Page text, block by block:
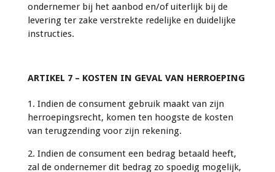
ondernemer bij het aanbod en/of uiterlijk bij de
levering ter zake verstrekte redelijke en duidelijke
instructies.
ARTIKEL 7 – KOSTEN IN GEVAL VAN HERROEPING
1. Indien de consument gebruik maakt van zijn
herroepingsrecht, komen ten hoogste de kosten
van terugzending voor zijn rekening.
2. Indien de consument een bedrag betaald heeft,
zal de ondernemer dit bedrag zo spoedig mogelijk,